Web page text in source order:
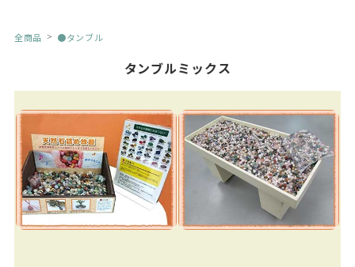
全商品 ●タンブル
タンブルミックス